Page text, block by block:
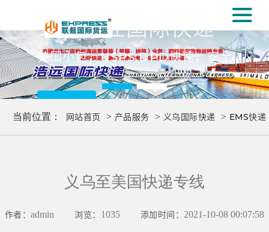
义乌专业国际快递
美国小包，USPS,DPD快速，安全
当前位置： 网站首页 > 产品服务 > 义乌国际快递 > EMS快递
义乌至美国快递专线
作者：admin 浏览： 1035 添加时间：2021-10-08 00:07:58